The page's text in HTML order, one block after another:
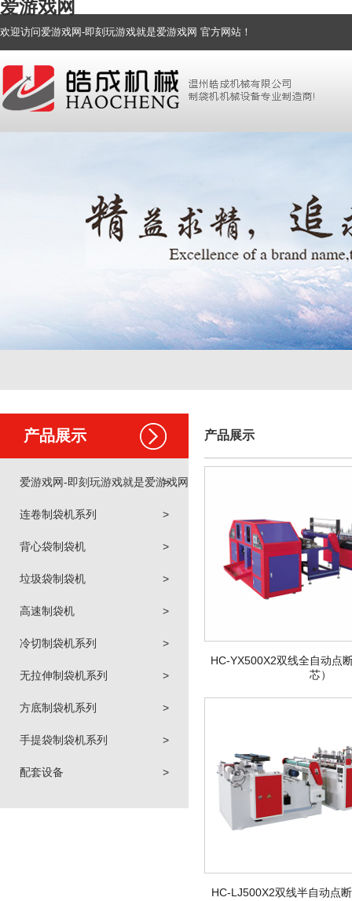
爱游戏网
欢迎访问爱游戏网-即刻玩游戏就是爱游戏网 官方网站！
产品展示
爱游戏网-即刻玩游戏就是爱游戏网
>
连卷制袋机系列 >
背心袋制袋机 >
垃圾袋制袋机 >
高速制袋机 >
冷切制袋机系列 >
无拉伸制袋机系列 >
方底制袋机系列 >
手提袋制袋机系列 >
配套设备 >
产品展示
HC-YX500X2双线全自动点
芯）
HC-LJ500X2双线半自动点